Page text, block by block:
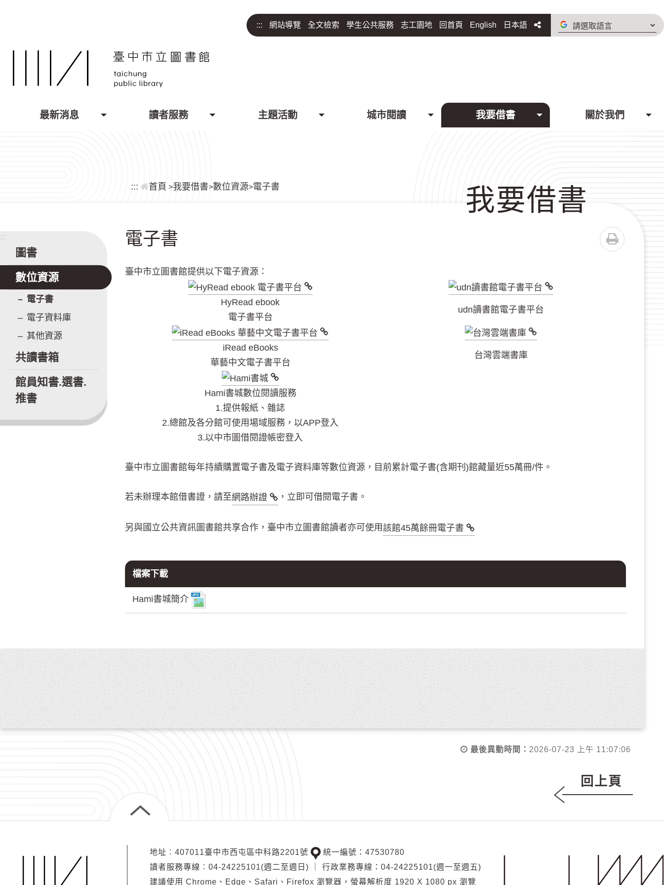
::: 網站導覽 全文檢索 學生公共服務 志工園地 回首頁 English 日本語 分享
請
選
最新消息 讀者服務 主題活動 城市閱讀 我要借書 關於我們
::: 首頁 >我要借書>數位資源>電子書 我要借書
:::
圖書
數位資源
電子書
電子資料庫
其他資源
共讀書箱
館員知書.選書.
推書
電子書
臺中市立圖書館提供以下電子資源：
HyRead ebook
電子書平台
udn讀書館電子書平台
iRead eBooks
華藝中文電子書平台
台灣雲端書庫
Hami書城數位閱讀服務
1.提供報紙、雜誌
2.總館及各分館可使用場域服務，以APP登入
3.以中市圖借閱證帳密登入
臺中市立圖書館每年持續購置電子書及電子資料庫等數位資源，目前累計電子書(含期刊)館藏量近55萬冊/件。
若未辦理本館借書證，請至網路辦證 ，立即可借閱電子書。
另與國立公共資訊圖書館共享合作，臺中市立圖書館讀者亦可使用該館45萬餘冊電子書
檔案下載
Hami書城簡介
最後異動時間： 2026-07-23 上午 11:07:06
回上頁
地址︰407011臺中市西屯區中科路2201號 交
位
統一編號：47530780
讀者服務專線︰04-24225101(週二至週日)
行政業務專線：04-24225101(週一至週五)
建議使用 Chrome、Edge、Safari、Firefox 瀏覽器，螢幕解析度 1920 X 1080 px 瀏覽